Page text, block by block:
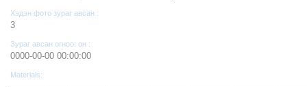
Хэдэн фото зураг авсан :
3
Зураг авсан огноо: он :
0000-00-00 00:00:00
Materials: